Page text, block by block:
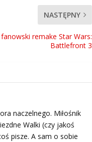
NASTĘPNY
remake Star Wars:
Battlefront 3
naczelnego. Miłośnik
Walki (czy jakoś
pisze. A sam o sobie